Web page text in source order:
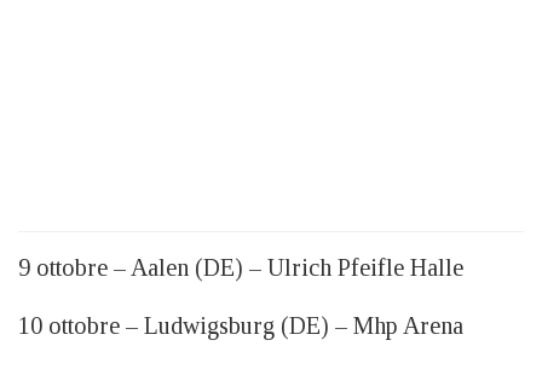
9 ottobre – Aalen (DE) – Ulrich Pfeifle Halle
10 ottobre – Ludwigsburg (DE) – Mhp Arena